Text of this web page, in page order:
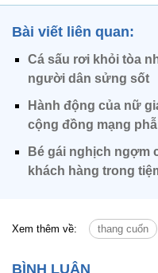
Bài viết liên quan:
Cá sấu rơi khỏi tòa
người dân sửng sốt
Hành động của nữ
cộng đồng mạng
Bé gái nghịch ngợm
khách hàng trong
Xem thêm về: thang cuốn